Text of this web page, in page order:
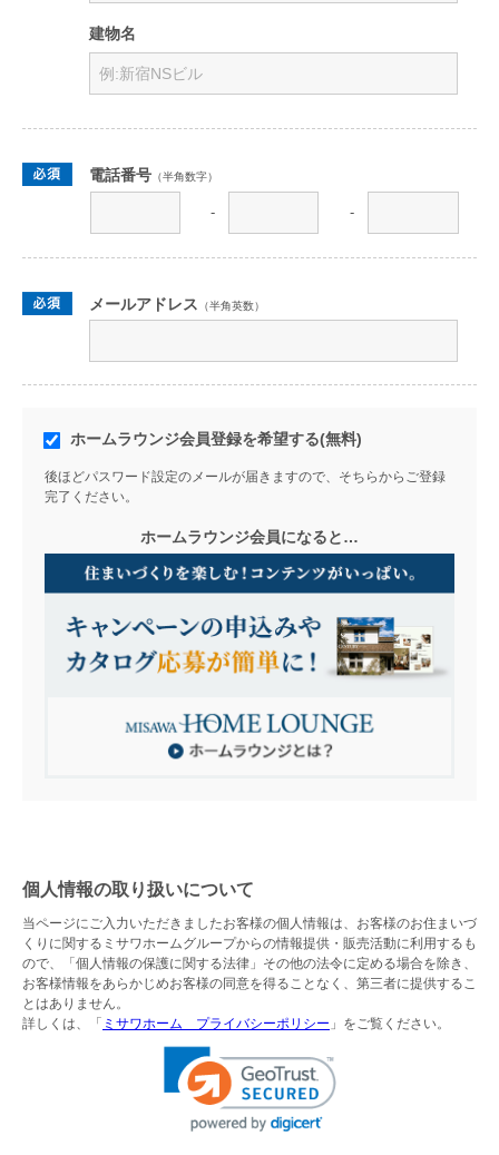
建物名
電話番号 （半角数字）
- -
メールアドレス （半角英数）
ホームラウンジ会員登録を希望する(無料)
後ほどパスワード設定のメールが届きますので、そちらからご登録
完了ください。
ホームラウンジ会員になると…
個人情報の取り扱いについて
当ページにご入力いただきましたお客様の個人情報は、お客様のお住まいづ
くりに関するミサワホームグループからの情報提供・販売活動に利用するも
ので、「個人情報の保護に関する法律」その他の法令に定める場合を除き、
お客様情報をあらかじめお客様の同意を得ることなく、第三者に提供するこ
とはありません。
詳しくは、「 ミサワホーム プライバシーポリシー 」をご覧ください。